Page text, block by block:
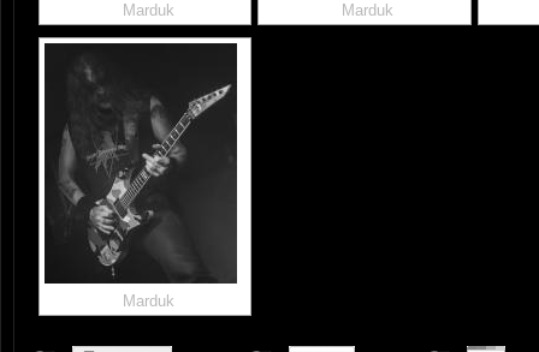
Marduk Marduk
Marduk